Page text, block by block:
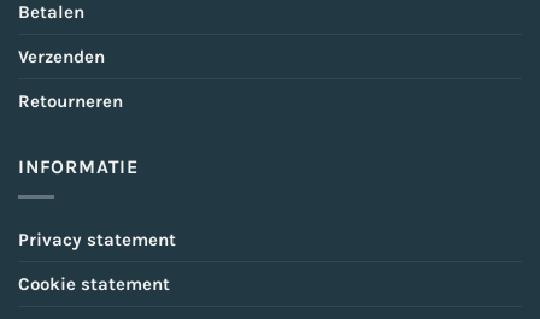
Betalen
Verzenden
Retourneren
INFORMATIE
Privacy statement
Cookie statement